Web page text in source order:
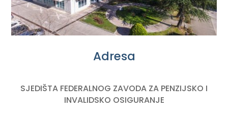
Adresa
SJEDIŠTA FEDERALNOG ZAVODA ZA PENZIJSKO I
INVALIDSKO OSIGURANJE